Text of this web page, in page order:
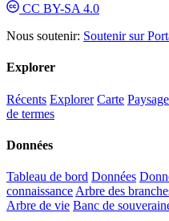
CC BY-SA 4.0
Nous soutenir: Soutenir sur
Explorer
Récents Explorer Carte
de termes
Données
Tableau de bord Données
connaissance Arbre des
Arbre de vie Banc de